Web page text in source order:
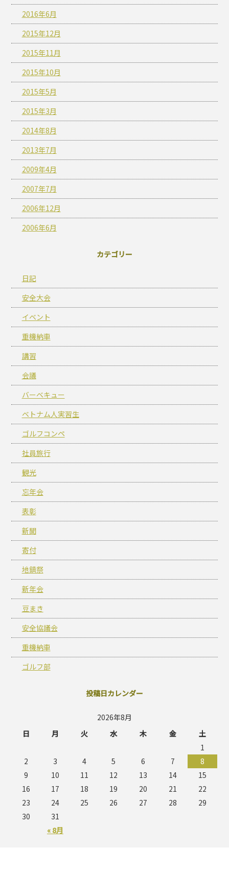
2016年6月
2015年12月
2015年11月
2015年10月
2015年5月
2015年3月
2014年8月
2013年7月
2009年4月
2007年7月
2006年12月
2006年6月
カテゴリー
日記
安全大会
イベント
重機納車
講習
会議
バーベキュー
ベトナム人実習生
ゴルフコンペ
社員旅行
観光
忘年会
表彰
新聞
寄付
地鎮祭
新年会
豆まき
安全協議会
重機納車
ゴルフ部
投稿日カレンダー
2026年8月
日
月 火 水 木 金 土
« 8月
1
2
3 4 5 6 7
8
9
10 11 12 13 14
15
16
17 18 19 20 21
22
23
24 25 26 27 28
29
30
31